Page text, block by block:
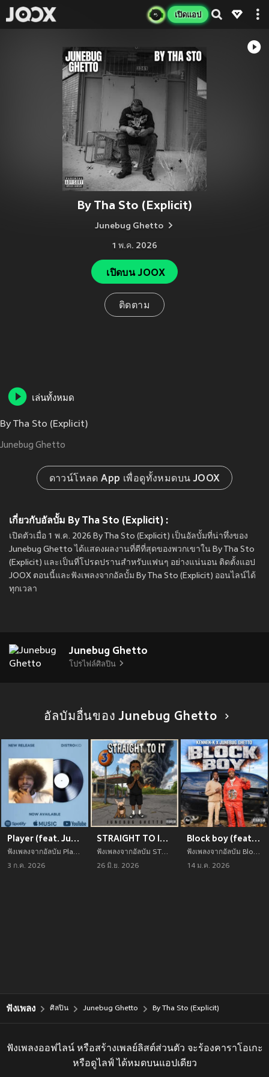
เปิดแอป
By Tha Sto (Explicit)
Junebug Ghetto
1 พ.ค. 2026
เปิดบน JOOX
ติดตาม
เล่นทั้งหมด
By Tha Sto (Explicit)
Junebug Ghetto
ดาวน์โหลด App เพื่อดูทั้งหมดบน JOOX
เกี่ยวกับอัลบั้ม By Tha Sto (Explicit) :
เปิดตัวเมื่อ 1 พ.ค. 2026 By Tha Sto (Explicit) เป็นอัลบั้มที่น่าทึ่งของ
Junebug Ghetto ได้แสดงผลงานที่ดีที่สุดของพวกเขาใน By Tha Sto
(Explicit) และเป็นที่โปรดปรานสำหรับแฟนๆ อย่างแน่นอน ติดตั้งแอป
JOOX ตอนนี้และฟังเพลงจากอัลบั้ม By Tha Sto (Explicit) ออนไลน์ได้
ทุกเวลา
Junebug Ghetto
โปรไฟล์ศิลปิน
อัลบัมอื่นของ Junebug Ghetto
Player (feat. Junebug Ghetto) [Explicit]
ฟังเพลงจากอัลบัม Player (feat. Junebug Ghetto) [Explicit] เพลงใหม่จาก Junebug Ghetto อัพเดทเพลงใหม่ล่าสุดก่อนใคร ตลอดปี 2021
3 ก.ค. 2026
STRAIGHT TO IT (Explicit)
ฟังเพลงจากอัลบัม STRAIGHT TO IT (Explicit) เพลงใหม่จาก Junebug Ghetto อัพเดทเพลงใหม่ล่าสุดก่อนใคร ตลอดปี 2021
26 มิ.ย. 2026
Block boy (feat. Junebug Ghetto) [Explicit]
ฟังเพลงจากอัลบัม Block boy (feat. Junebug Ghetto) [Explicit] เพลงใหม่จาก Junebug Ghetto อัพเดทเพลงใหม่ล่าสุดก่อนใคร ตลอดปี 2021
14 ม.ค. 2026
ฟังเพลง ศิลปิน Junebug Ghetto By Tha Sto (Explicit)
ฟังเพลงออฟไลน์ หรือสร้างเพลย์ลิสต์ส่วนตัว จะร้องคาราโอเกะ
หรือดูไลฟ์ ได้หมดบนแอปเดียว